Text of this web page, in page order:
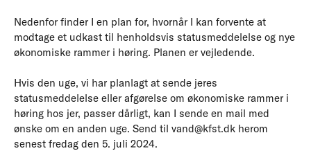
Nedenfor finder I en plan for, hvornår I kan forvente at
modtage et udkast til henholdsvis statusmeddelelse og nye
økonomiske rammer i høring. Planen er vejledende.
Hvis den uge, vi har planlagt at sende jeres
statusmeddelelse eller afgørelse om økonomiske rammer i
høring hos jer, passer dårligt, kan I sende en mail med
ønske om en anden uge. Send til vand@kfst.dk herom
senest fredag den 5. juli 2024.